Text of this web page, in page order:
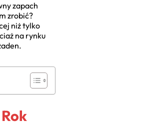
zapach
zrobić?
niż tylko
na rynku